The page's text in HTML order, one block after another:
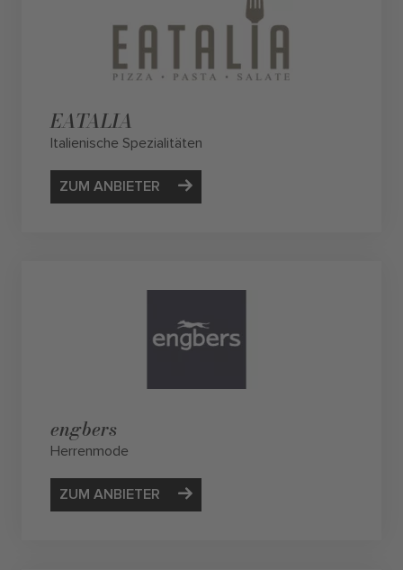
EATALIA
Italienische Spezialitäten
ZUM ANBIETER
engbers
Herrenmode
ZUM ANBIETER